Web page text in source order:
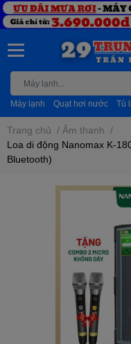
Máy lạnh Quạt hơi nước Tủ
Trang chủ / Âm thanh /
Loa di động Nanomax K-
Bluetooth)